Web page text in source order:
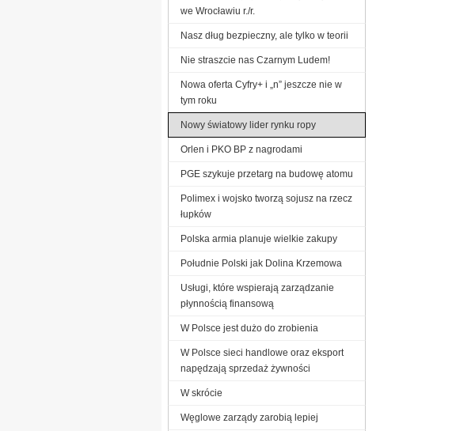
we Wrocławiu r./r.
Nasz dług bezpieczny, ale tylko w teorii
Nie straszcie nas Czarnym Ludem!
Nowa oferta Cyfry+ i „n” jeszcze nie w
tym roku
Nowy światowy lider rynku ropy
Orlen i PKO BP z nagrodami
PGE szykuje przetarg na budowę atomu
Polimex i wojsko tworzą sojusz na rzecz
łupków
Polska armia planuje wielkie zakupy
Południe Polski jak Dolina Krzemowa
Usługi, które wspierają zarządzanie
płynnością finansową
W Polsce jest dużo do zrobienia
W Polsce sieci handlowe oraz eksport
napędzają sprzedaż żywności
W skrócie
Węglowe zarządy zarobią lepiej